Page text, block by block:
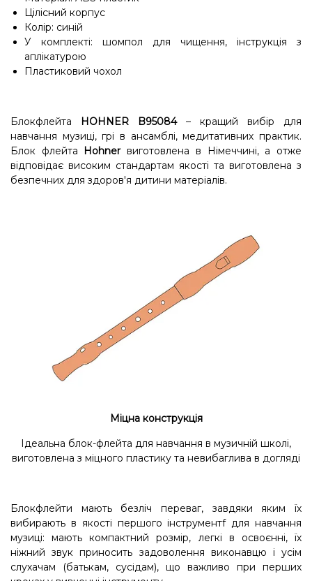
Цілісний корпус
Колір: синій
У комплекті: шомпол для чищення, інструкція з
аплікатурою
Пластиковий чохол
Блокфлейта HOHNER B95084 – кращий вибір для
навчання музиці, грі в ансамблі, медитативних практик.
Блок флейта Hohnerвиготовлена в Німеччині, а отже
відповідає високим стандартам якості та виготовлена з
безпечних для здоров'я дитини матеріалів.
Міцна конструкція
Ідеальна блок-флейта для навчання в музичній школі,
виготовлена з міцного пластику та невибаглива в догляді
Блокфлейти мають безліч переваг, завдяки яким їх
вибирають в якості першого інструментf для навчання
музиці: мають компактний розмір, легкі в освоєнні, їх
ніжний звук приносить задоволення виконавцю і усім
слухачам (батькам, сусідам), що важливо при перших